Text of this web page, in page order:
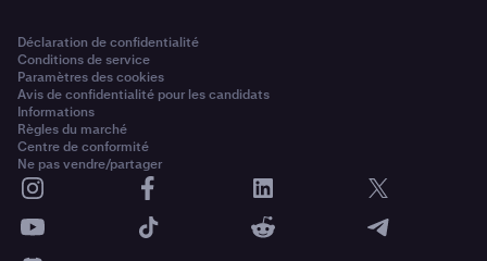
Déclaration de confidentialité
Conditions de service
Paramètres des cookies
Avis de confidentialité pour les candidats
Informations
Règles du marché
Centre de conformité
Ne pas vendre/partager